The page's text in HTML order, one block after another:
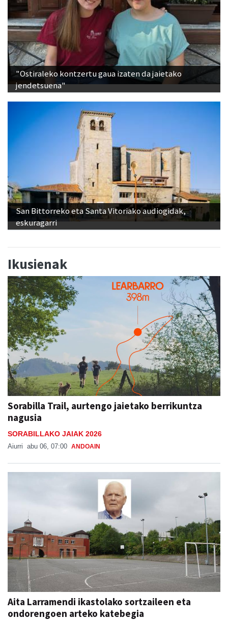
"Ostiraleko kontzertu gaua izaten da jaietako
jendetsuena"
San Bittorreko eta Santa Vitoriako audiogidak,
eskuragarri
Ikusienak
Sorabilla Trail, aurtengo jaietako berrikuntza
nagusia
SORABILLAKO JAIAK 2026
Aiurri abu 06, 07:00 ANDOAIN
Aita Larramendi ikastolako sortzaileen eta
ondorengoen arteko katebegia